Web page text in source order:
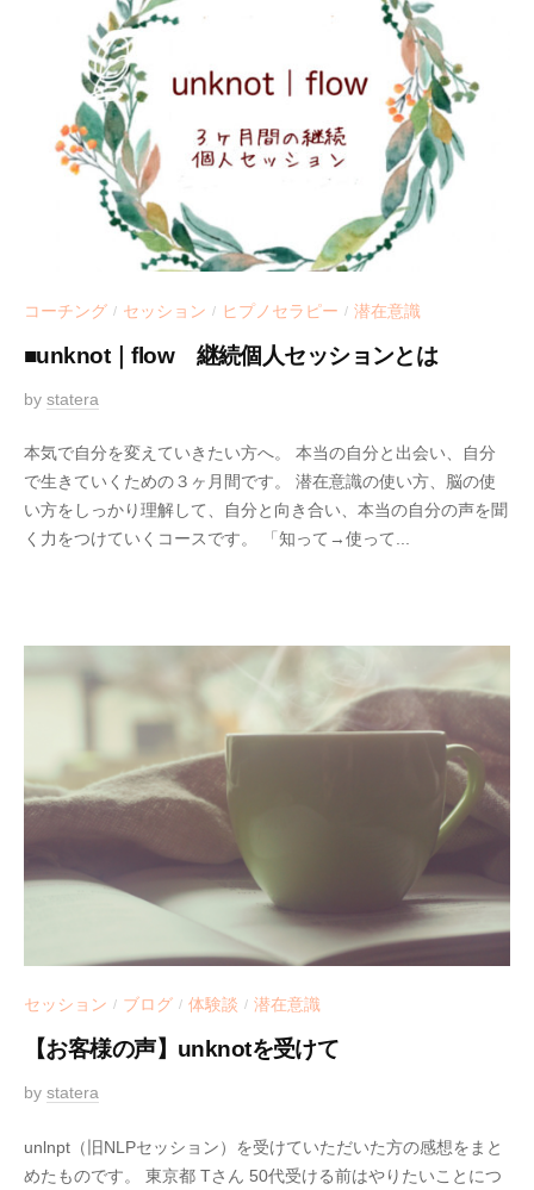
コーチング / セッション / ヒプノセラピー / 潜在意識
■unknot｜flow 継続個人セッションとは
2
2
1
-
0
by statera
件
の
コ
メ
本気で自分を変えていきたい方へ。 本当の自分と出会い、自分
で生きていくための３ヶ月間です。 潜在意識の使い方、脳の使
い方をしっかり理解して、自分と向き合い、本当の自分の声を聞
く力をつけていくコースです。 「知って→使って...
セッション / ブログ / 体験談 / 潜在意識
【お客様の声】unknotを受けて
2
2
1
by statera
unlnpt（旧NLPセッション）を受けていただいた方の感想をまと
めたものです。 東京都 Tさん 50代受ける前はやりたいことにつ